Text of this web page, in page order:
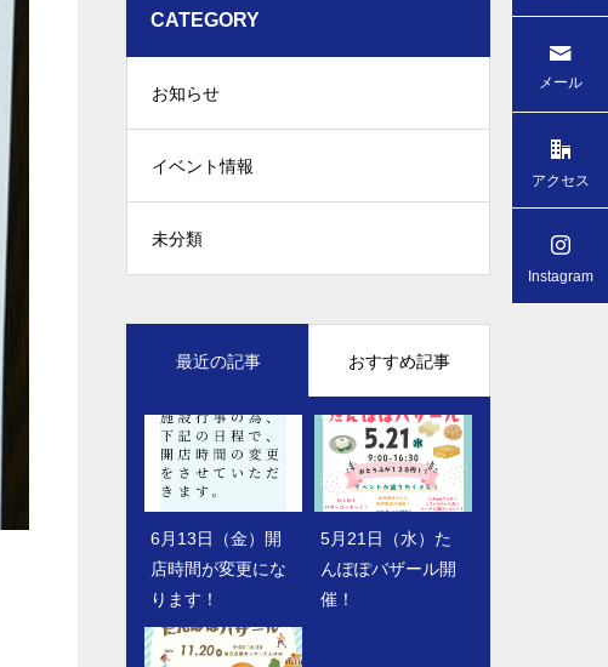
CATEGORY
お知らせ
イベント情報
未分類
最近の記事 おすすめ記事
6月13日（金）開
店時間が変更にな
ります！
5月21日（水）た
んぽぽバザール開
催！
４月２０日（水）
「たんぽぽバザー
ル開催！！」
８月９日（金）と
うふ・湯葉・厚揚
げ・がんも 半額
メール
アクセス
Instagram